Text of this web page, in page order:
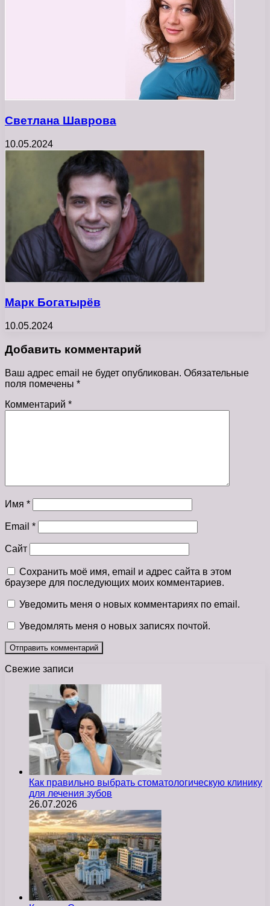
Светлана Шаврова
10.05.2024
Марк Богатырёв
10.05.2024
Добавить комментарий
Ваш адрес email не будет опубликован. Обязательные
поля помечены *
Комментарий *
Имя *
Email *
Сайт
Сохранить моё имя, email и адрес сайта в этом
браузере для последующих моих комментариев.
Уведомить меня о новых комментариях по email.
Уведомлять меня о новых записях почтой.
Свежие записи
Как правильно выбрать стоматологическую клинику
для лечения зубов
26.07.2026